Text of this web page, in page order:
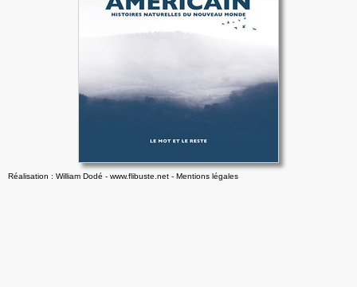
Réalisation : William Dodé - www.flibuste.net - Mentions légales